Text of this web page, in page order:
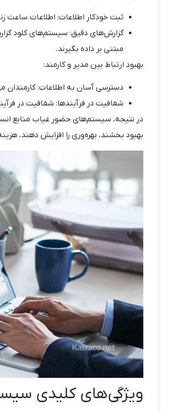
ثبت خودکار اطلاعات: اطلاعات
گزارش‌های دقیق: سیستم‌های کلود
مبتنی بر داده بگیرند.
بهبود ارتباط بین مدیر و کارمند:
دسترسی آسان به اطلاعات: کارمندان
شفافیت در فرآیندها: شفافیت در
در نتیجه، سیستم‌های حضور غیاب منابع
بهبود بخشند، بهره‌وری را افزایش دهند،
ویژگی‌های کلیدی